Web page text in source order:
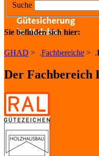
Suche
Sie befinden sich hier:
GHAD > .Fachbereiche > .
Der Fachbereich